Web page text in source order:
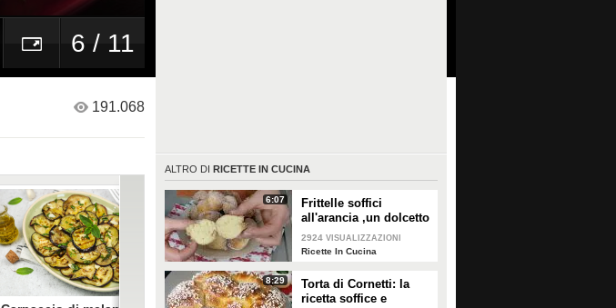
6 / 11
ALTRO DI RICETTE IN CUCINA
6:07
Frittelle soffici
all'arancia ,un dolcetto
perfetto per il
carnevale Ricetta facile
2924 VISUALIZZAZIONI
Ricette In Cucina
8:29
Torta di Cornetti: la
ricetta soffice e
191.068